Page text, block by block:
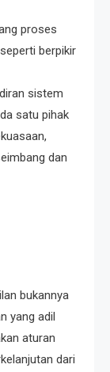
proses
berpikir
sistem
satu pihak
dan
bukannya
yang adil
aturan
dari